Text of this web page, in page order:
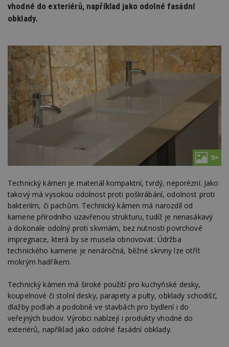
vhodné do exteriérů, například jako odolné fasádní
obklady.
9×
Technický kámen je materiál kompaktní, tvrdý, neporézní. Jako
takový má vysokou odolnost proti poškrábání, odolnost proti
bakteriím, či pachům. Technický kámen má narozdíl od
kamene přírodního uzavřenou strukturu, tudíž je nenasákavý
a dokonale odolný proti skvrnám, bez nutnosti povrchové
impregnace, která by se musela obnovovat. Údržba
technického kamene je nenáročná, běžné skrvny lze otřít
mokrým hadříkem.
Technický kámen má široké použítí pro kuchyňské desky,
koupelnové či stolní desky, parapety a pulty, obklady schodišť,
dlažby podlah a podobně ve stavbách pro bydlení i do
veřejných budov. Výrobci nabízejí i produkty vhodné do
exteriérů, například jako odolné fasádní obklady.